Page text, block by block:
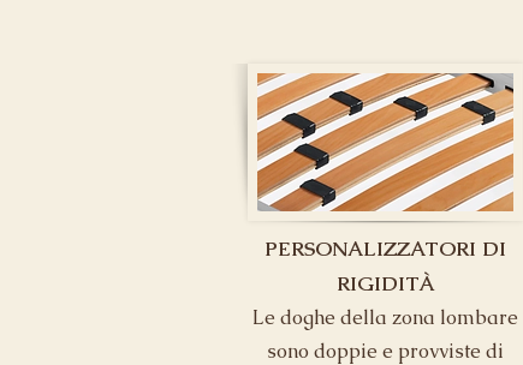
PERSONALIZZATORI DI
RIGIDITÀ
Le doghe della zona lombare
sono doppie e provviste di